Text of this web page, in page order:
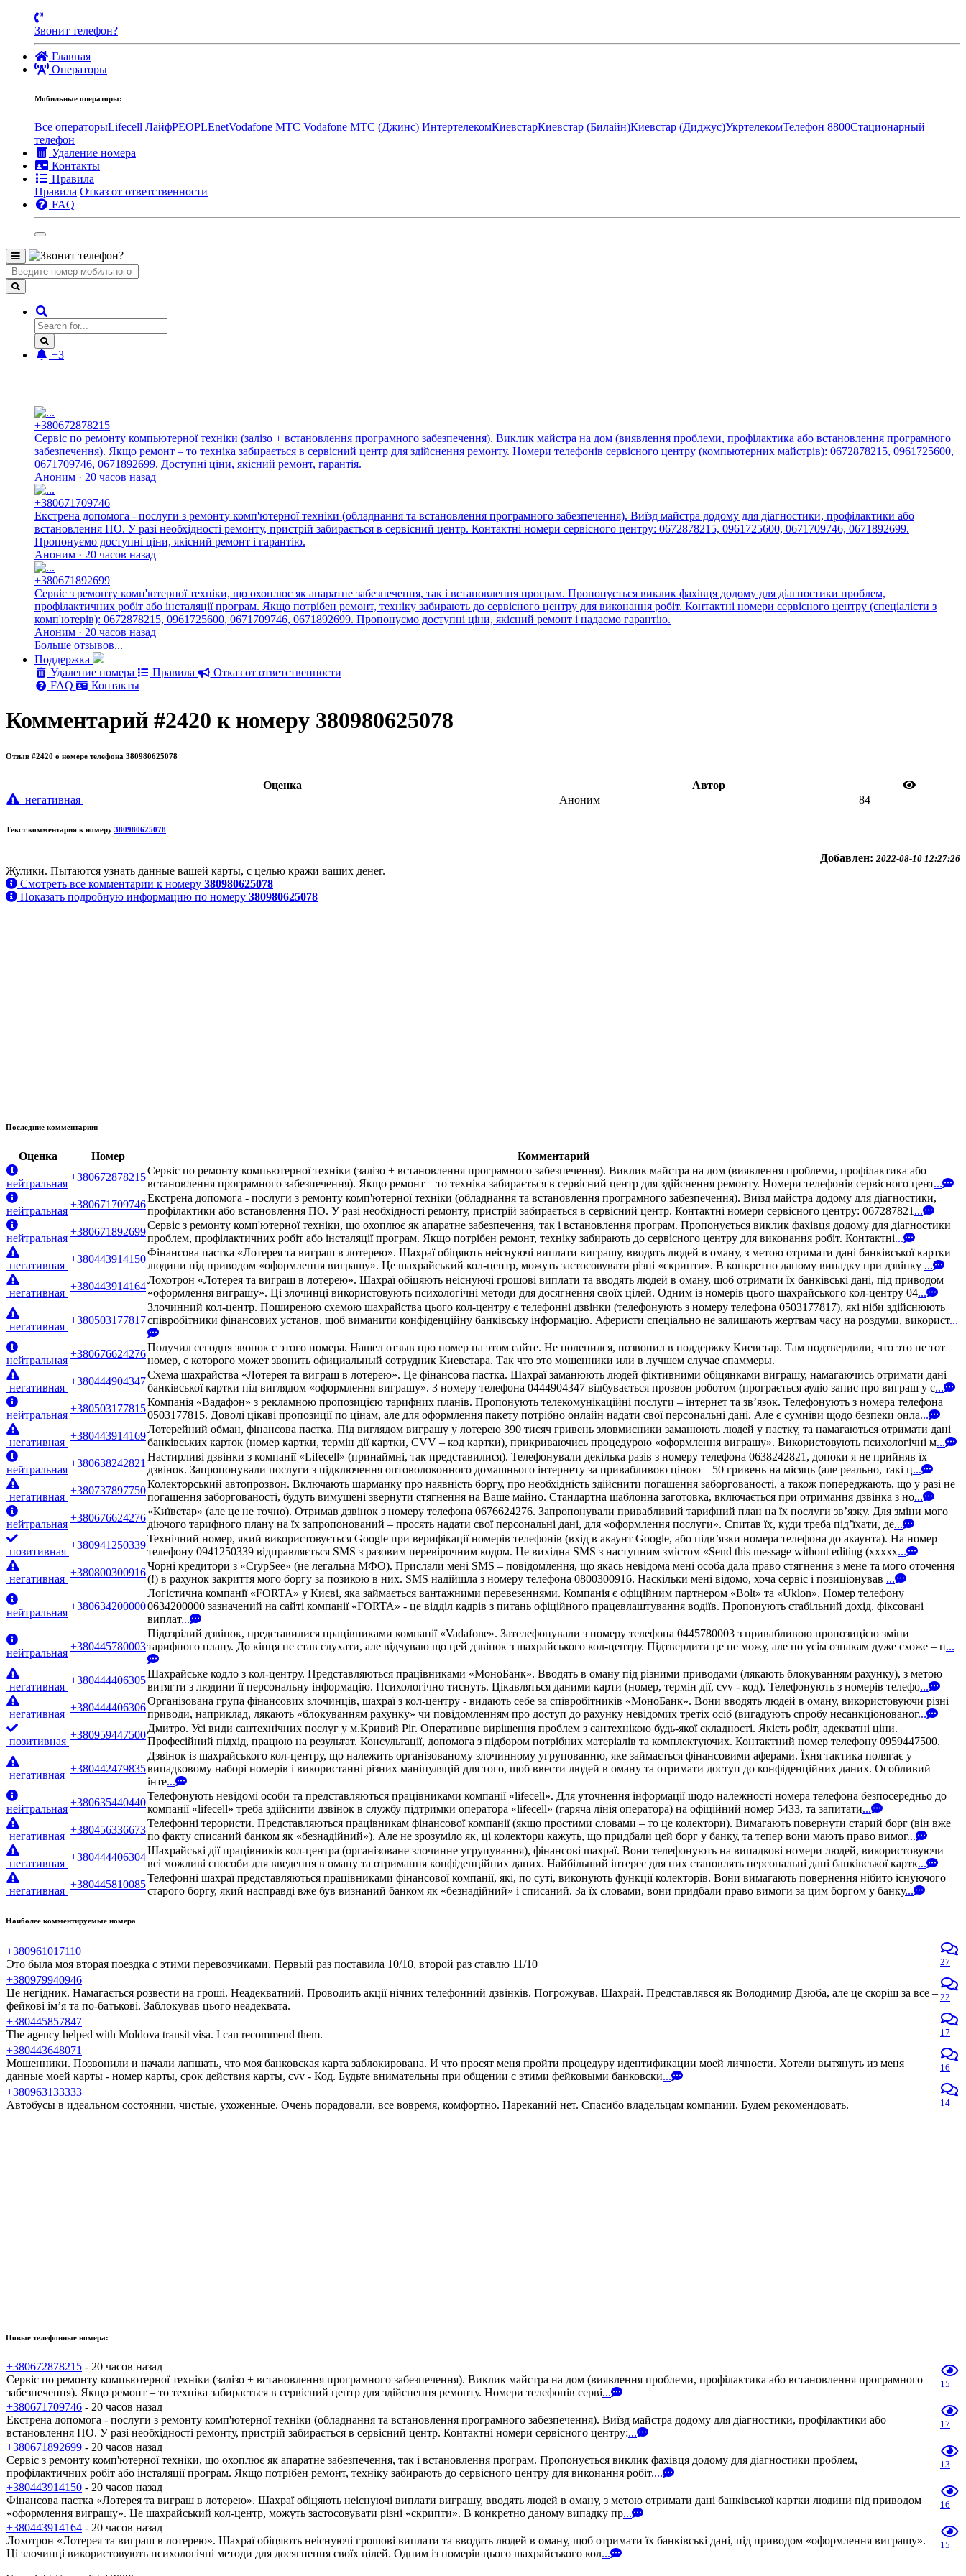
Звонит телефон?
Главная
Операторы
Мобильные операторы:
Все операторыLifecell ЛайфPEOPLEnetVodafone MTC Vodafone МТС (Джинс) ИнтертелекомКиевстарКиевстар (Билайн)Киевстар (Диджус)УкртелекомТелефон 8800Стационарный
телефон
Удаление номера
Контакты
Правила
Правила Отказ от ответственности
FAQ
+3
+380672878215
Сервіс по ремонту компьютерної техніки (залізо + встановлення програмного забезпечення). Виклик майстра на дом (виявлення проблеми, профілактика або встановлення програмного
забезпечення). Якщо ремонт – то техніка забирається в сервісний центр для здійснення ремонту. Номери телефонів сервісного центру (компьютерних майстрів): 0672878215, 0961725600,
0671709746, 0671892699. Доступні ціни, якісний ремонт, гарантія.
Аноним · 20 часов назад
+380671709746
Екстрена допомога - послуги з ремонту комп'ютерної техніки (обладнання та встановлення програмного забезпечення). Виїзд майстра додому для діагностики, профілактики або
встановлення ПО. У разі необхідності ремонту, пристрій забирається в сервісний центр. Контактні номери сервісного центру: 0672878215, 0961725600, 0671709746, 0671892699.
Пропонуємо доступні ціни, якісний ремонт і гарантію.
Аноним · 20 часов назад
+380671892699
Сервіс з ремонту комп'ютерної техніки, що охоплює як апаратне забезпечення, так і встановлення програм. Пропонується виклик фахівця додому для діагностики проблем,
профілактичних робіт або інсталяції програм. Якщо потрібен ремонт, техніку забирають до сервісного центру для виконання робіт. Контактні номери сервісного центру (спеціалісти з
комп'ютерів): 0672878215, 0961725600, 0671709746, 0671892699. Пропонуємо доступні ціни, якісний ремонт і надаємо гарантію.
Аноним · 20 часов назад
Больше отзывов...
Поддержка
Удаление номера
Правила
Отказ от ответственности
FAQ
Контакты
Комментарий #2420 к номеру 380980625078
Отзыв #2420 о номере телефона 380980625078
Oценка
Автор
негативная
Аноним 84
Текст комментария к номеру 380980625078
Добавлен: 2022-08-10 12:27:26
Жулики. Пытаются узнать данные вашей карты, с целью кражи ваших денег.
Смотреть все комментарии к номеру 380980625078
Показать подробную информацию по номеру 380980625078
Последние комментарии:
Оценка Номер Комментарий
нейтральная
+380672878215
Сервіс по ремонту компьютерної техніки (залізо + встановлення програмного забезпечення). Виклик майстра на дом (виявлення проблеми, профілактика або
встановлення програмного забезпечення). Якщо ремонт – то техніка забирається в сервісний центр для здійснення ремонту. Номери телефонів сервісного цент...
нейтральная
+380671709746
Екстрена допомога - послуги з ремонту комп'ютерної техніки (обладнання та встановлення програмного забезпечення). Виїзд майстра додому для діагностики,
профілактики або встановлення ПО. У разі необхідності ремонту, пристрій забирається в сервісний центр. Контактні номери сервісного центру: 067287821 ...
нейтральная
+380671892699
Сервіс з ремонту комп'ютерної техніки, що охоплює як апаратне забезпечення, так і встановлення програм. Пропонується виклик фахівця додому для діагностики
проблем, профілактичних робіт або інсталяції програм. Якщо потрібен ремонт, техніку забирають до сервісного центру для виконання робіт. Контактні...
негативная
+380443914150
Фінансова пастка «Лотерея та виграш в лотерею». Шахраї обіцяють неіснуючі виплати виграшу, вводять людей в оману, з метою отримати дані банківської картки
людини під приводом «оформлення виграшу». Це шахрайський кол-центр, можуть застосовувати різні «скрипти». В конкретно даному випадку при дзвінку ...
негативная
+380443914164
Лохотрон «Лотерея та виграш в лотерею». Шахраї обіцяють неіснуючі грошові виплати та вводять людей в оману, щоб отримати їх банківські дані, під приводом
«оформлення виграшу». Ці злочинці використовують психологічні методи для досягнення своїх цілей. Одним із номерів цього шахрайського кол-центру 04...
негативная
+380503177817
Злочинний кол-центр. Поширеною схемою шахрайства цього кол-центру є телефонні дзвінки (телефонують з номеру телефона 0503177817), які ніби здійснюють
співробітники фінансових установ, щоб виманити конфіденційну банківську інформацію. Аферисти спеціально не залишають жертвам часу на роздуми, використ...
нейтральная
+380676624276
Получил сегодня звонок с этого номера. Нашел отзыв про номер на этом сайте. Не поленился, позвонил в поддержку Киевстар. Там подтвердили, что это не тот
номер, с которого может звонить официальный сотрудник Киевстара. Так что это мошенники или в лучшем случае спаммеры.
негативная
+380444904347
Схема шахрайства «Лотерея та виграш в лотерею». Це фінансова пастка. Шахраї заманюють людей фіктивними обіцянками виграшу, намагаючись отримати дані
банківської картки під виглядом «оформлення виграшу». З номеру телефона 0444904347 відбувається прозвон роботом (програється аудіо запис про виграш у с...
нейтральная
+380503177815
Компанія «Вадафон» з рекламною пропозицією тарифних планів. Пропонують телекомунікаційні послуги – інтернет та зв’язок. Телефонують з номера телефона
0503177815. Доволі цікаві пропозиції по цінам, але для оформлення пакету потрібно онлайн надати свої персональні дані. Але є сумніви щодо безпеки онла...
негативная
+380443914169
Лотерейний обман, фінансова пастка. Під виглядом виграшу у лотерею 390 тисяч гривень зловмисники заманюють людей у пастку, та намагаються отримати дані
банківських карток (номер картки, термін дії картки, CVV – код картки), прикриваючись процедурою «оформлення виграшу». Використовують психологічні м...
нейтральная
+380638242821
Настирливі дзвінки з компанії «Lifecell» (принаймні, так представилися). Телефонували декілька разів з номеру телефона 0638242821, допоки я не прийняв їх
дзвінок. Запропонували послуги з підключення оптоволоконного домашнього інтернету за привабливою ціною – 50 гривень на місяць (але реально, такі ц...
негативная
+380737897750
Колекторський автопрозвон. Включають шарманку про наявність боргу, про необхідність здійснити погашення заборгованості, а також попереджають, що у разі не
погашення заборгованості, будуть вимушені звернути стягнення на Ваше майно. Стандартна шаблонна заготовка, включається при отримання дзвінка з но...
нейтральная
+380676624276
«Київстар» (але це не точно). Отримав дзвінок з номеру телефона 0676624276. Запропонували привабливий тарифний план на їх послуги зв’язку. Для зміни мого
діючого тарифного плану на їх запропонований – просять надати свої персональні дані, для «оформлення послуги». Спитав їх, куди треба під’їхати, де...
позитивная
+380941250339
Технічний номер, який використовується Google при верифікації номерів телефонів (вхід в акаунт Google, або підв’язки номера телефона до акаунта). На номер
телефону 0941250339 відправляється SMS з разовим перевірочним кодом. Це вихідна SMS з наступним змістом «Send this message without editing (xxxxx...
негативная
+380800300916
Чорні кредитори з «CrypSee» (не легальна МФО). Прислали мені SMS – повідомлення, що якась невідома мені особа дала право стягнення з мене та мого оточення
(!) в рахунок закриття мого боргу за позикою в них. SMS надійшла з номеру телефона 0800300916. Наскільки мені відомо, хоча сервіс і позиціонував ...
нейтральная
+380634200000
Логістична компанії «FORTA» у Києві, яка займається вантажними перевезеннями. Компанія є офіційним партнером «Bolt» та «Uklon». Номер телефону
0634200000 зазначений на сайті компанії «FORTA» - це відділ кадрів з питань офіційного працевлаштування водіїв. Пропонують стабільний дохід, фіксовані
виплат...
нейтральная
+380445780003
Підозрілий дзвінок, представилися працівниками компанії «Vadafone». Зателефонували з номеру телефона 0445780003 з привабливою пропозицією зміни
тарифного плану. До кінця не став слухати, але відчуваю що цей дзвінок з шахрайського кол-центру. Підтвердити це не можу, але по усім ознакам дуже схоже – п...
негативная
+380444406305
Шахрайське кодло з кол-центру. Представляються працівниками «МоноБанк». Вводять в оману під різними приводами (лякають блокуванням рахунку), з метою
витягти з людини її персональну інформацію. Психологічно тиснуть. Цікавляться даними карти (номер, термін дії, cvv - код). Телефонують з номерів телефо...
негативная
+380444406306
Організована група фінансових злочинців, шахраї з кол-центру - видають себе за співробітників «МоноБанк». Вони вводять людей в оману, використовуючи різні
приводи, наприклад, лякають «блокуванням рахунку» чи повідомленням про доступ до рахунку невідомих третіх осіб (вигадують спробу несанкціонованог...
позитивная
+380959447500
Дмитро. Усі види сантехнічних послуг у м.Кривий Ріг. Оперативне вирішення проблем з сантехнікою будь-якої складності. Якість робіт, адекватні ціни.
Професійний підхід, працюю на результат. Консультації, допомога з підбором потрібних матеріалів та комплектуючих. Контактний номер телефону 0959447500.
негативная
+380442479835
Дзвінок із шахрайського кол-центру, що належить організованому злочинному угрупованню, яке займається фінансовими аферами. Їхня тактика полягає у
випадковому наборі номерів і використанні різних маніпуляцій для того, щоб ввести людей в оману та отримати доступ до конфіденційних даних. Особливий
інте...
нейтральная
+380635440440
Телефонують невідомі особи та представляються працівниками компанії «lifecell». Для уточнення інформації щодо належності номера телефона безпосередньо до
компанії «lifecell» треба здійснити дзвінок в службу підтримки оператора «lifecell» (гаряча лінія оператора) на офіційний номер 5433, та запитати...
негативная
+380456336673
Телефонні терористи. Представляються працівникам фінансової компанії (якщо простими словами – то це колектори). Вимагають повернути старий борг (він вже
по факту списаний банком як «безнадійний»). Але не зрозуміло як, ці колектори кажуть, що придбали цей борг у банку, та тепер вони мають право вимог...
негативная
+380444406304
Шахрайські дії працівників кол-центра (організоване злочинне угрупування), фінансові шахраї. Вони телефонують на випадкові номери людей, використовуючи
всі можливі способи для введення в оману та отримання конфіденційних даних. Найбільший інтерес для них становлять персональні дані банківської картк...
негативная
+380445810085
Телефонні шахраї представляються працівниками фінансової компанії, які, по суті, виконують функції колекторів. Вони вимагають повернення нібито існуючого
старого боргу, який насправді вже був визнаний банком як «безнадійний» і списаний. За їх словами, вони придбали право вимоги за цим боргом у банку...
Наиболее комментируемые номера
+380961017110
Это была моя вторая поездка с этими перевозчиками. Первый раз поставила 10/10, второй раз ставлю 11/10
27
+380979940946
Це негідник. Намагається розвести на гроші. Неадекватний. Проводить акції нічних телефонний дзвінків. Погрожував. Шахрай. Представлявся як Володимир Дзюба, але це скоріш за все –
фейкові ім’я та по-батькові. Заблокував цього неадеквата.
22
+380445857847
The agency helped with Moldova transit visa. I can recommend them.
17
+380443648071
Мошенники. Позвонили и начали лапшать, что моя банковская карта заблокирована. И что просят меня пройти процедуру идентификации моей личности. Хотели вытянуть из меня
данные моей карты - номер карты, срок действия карты, cvv - Код. Будьте внимательны при общении с этими фейковыми банковски...
16
+380963133333
Автобусы в идеальном состоянии, чистые, ухоженные. Очень порадовали, все вовремя, комфортно. Нареканий нет. Спасибо владельцам компании. Будем рекомендовать.
14
Новые телефонные номера:
+380672878215 - 20 часов назад
Сервіс по ремонту компьютерної техніки (залізо + встановлення програмного забезпечення). Виклик майстра на дом (виявлення проблеми, профілактика або встановлення програмного
забезпечення). Якщо ремонт – то техніка забирається в сервісний центр для здійснення ремонту. Номери телефонів серві...
15
+380671709746 - 20 часов назад
Екстрена допомога - послуги з ремонту комп'ютерної техніки (обладнання та встановлення програмного забезпечення). Виїзд майстра додому для діагностики, профілактики або
встановлення ПО. У разі необхідності ремонту, пристрій забирається в сервісний центр. Контактні номери сервісного центру:...
17
+380671892699 - 20 часов назад
Сервіс з ремонту комп'ютерної техніки, що охоплює як апаратне забезпечення, так і встановлення програм. Пропонується виклик фахівця додому для діагностики проблем,
профілактичних робіт або інсталяції програм. Якщо потрібен ремонт, техніку забирають до сервісного центру для виконання робіт....
13
+380443914150 - 20 часов назад
Фінансова пастка «Лотерея та виграш в лотерею». Шахраї обіцяють неіснуючі виплати виграшу, вводять людей в оману, з метою отримати дані банківської картки людини під приводом
«оформлення виграшу». Це шахрайський кол-центр, можуть застосовувати різні «скрипти». В конкретно даному випадку пр...
16
+380443914164 - 20 часов назад
Лохотрон «Лотерея та виграш в лотерею». Шахраї обіцяють неіснуючі грошові виплати та вводять людей в оману, щоб отримати їх банківські дані, під приводом «оформлення виграшу».
Ці злочинці використовують психологічні методи для досягнення своїх цілей. Одним із номерів цього шахрайського кол...
15